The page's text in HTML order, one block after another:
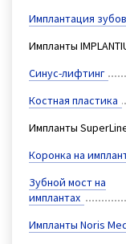
Имплантация
Импланты
Синус-лифтинг
Костная пластика
Импланты
Коронка на
Зубной мост на
имплантах
Импланты Noris